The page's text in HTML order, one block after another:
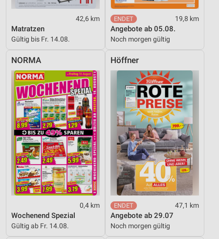
42,6 km
Matratzen
Gültig bis Fr. 14.08.
19,8 km
Angebote ab 05.08.
Noch morgen gültig
NORMA
0,4 km
Wochenend Spezial
Gültig ab Fr. 14.08.
Höffner
47,1 km
Angebote ab 29.07
Noch morgen gültig